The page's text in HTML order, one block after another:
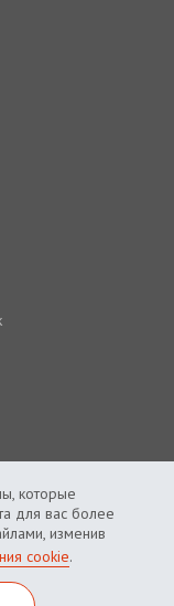
которые
для вас более
изменив
cookie.
приватности